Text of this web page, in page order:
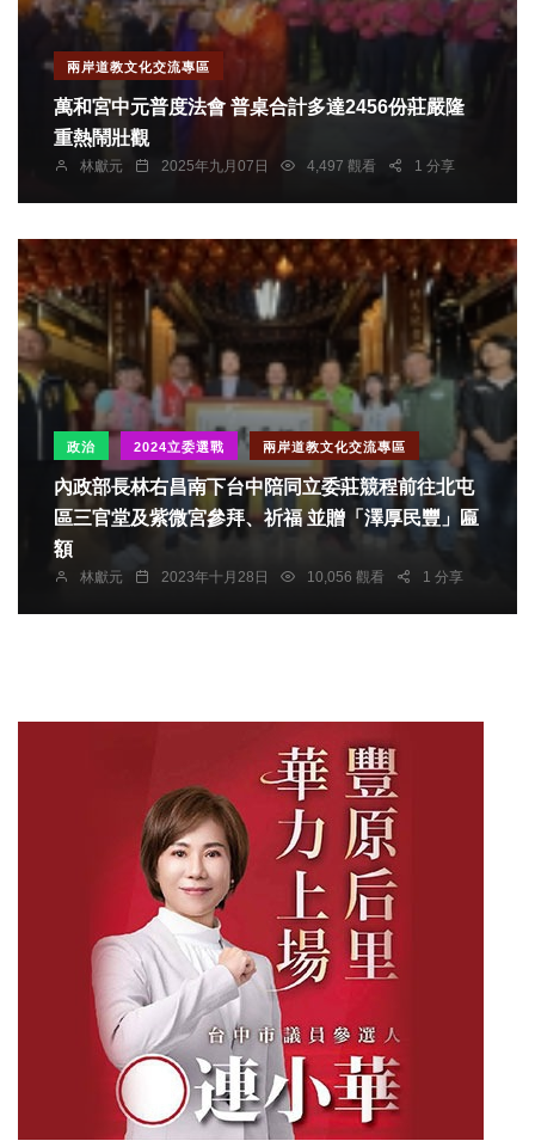
兩岸道教文化交流專區
萬和宮中元普度法會 普桌合計多達2456份莊嚴隆
重熱鬧壯觀
林獻元 2025年九月07日 4,497 觀看 1 分享
政治 2024立委選戰 兩岸道教文化交流專區
內政部長林右昌南下台中陪同立委莊競程前往北屯
區三官堂及紫微宮參拜、祈福 並贈「澤厚民豐」匾
額
林獻元 2023年十月28日 10,056 觀看 1 分享